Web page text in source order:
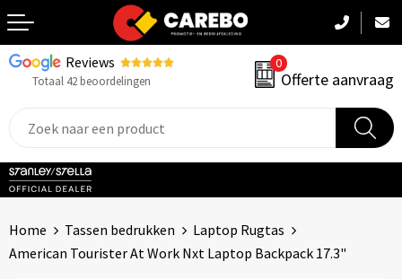
Reviews
Totaal 42 beoordelingen
0
Offerte aanvraag
Terug
Sportkleding
Home Tassen bedrukken
Laptop Rugtas
American Tourister At Work Nxt Laptop Backpack 17.3"